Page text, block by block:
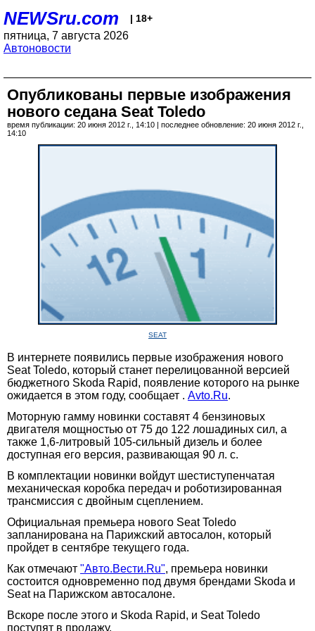
NEWSru.com | 18+
пятница, 7 августа 2026
Автоновости
Опубликованы первые изображения
нового седана Seat Toledo
время публикации: 20 июня 2012 г., 14:10 | последнее обновление: 20 июня 2012 г.,
14:10
SEAT
В интернете появились первые изображения нового
Seat Toledo, который станет перелицованной версией
бюджетного Skoda Rapid, появление которого на рынке
ожидается в этом году, сообщает . Avto.Ru.
Моторную гамму новинки составят 4 бензиновых
двигателя мощностью от 75 до 122 лошадиных сил, а
также 1,6-литровый 105-сильный дизель и более
доступная его версия, развивающая 90 л. с.
В комплектации новинки войдут шестиступенчатая
механическая коробка передач и роботизированная
трансмиссия с двойным сцеплением.
Официальная премьера нового Seat Toledo
запланирована на Парижский автосалон, который
пройдет в сентябре текущего года.
Как отмечают "Авто.Вести.Ru", премьера новинки
состоится одновременно под двумя брендами Skoda и
Seat на Парижском автосалоне.
Вскоре после этого и Skoda Rapid, и Seat Toledo
поступят в продажу.